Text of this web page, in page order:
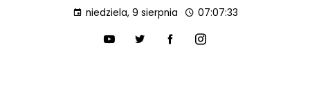
niedziela, 9 sierpnia 07:07:34